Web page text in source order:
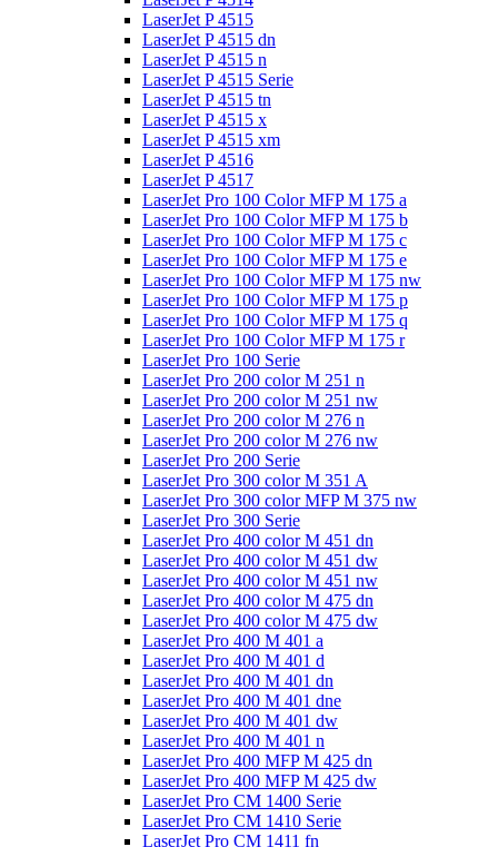
LaserJet P 4515
LaserJet P 4515 dn
LaserJet P 4515 n
LaserJet P 4515 Serie
LaserJet P 4515 tn
LaserJet P 4515 x
LaserJet P 4515 xm
LaserJet P 4516
LaserJet P 4517
LaserJet Pro 100 Color MFP M 175 a
LaserJet Pro 100 Color MFP M 175 b
LaserJet Pro 100 Color MFP M 175 c
LaserJet Pro 100 Color MFP M 175 e
LaserJet Pro 100 Color MFP M 175 nw
LaserJet Pro 100 Color MFP M 175 p
LaserJet Pro 100 Color MFP M 175 q
LaserJet Pro 100 Color MFP M 175 r
LaserJet Pro 100 Serie
LaserJet Pro 200 color M 251 n
LaserJet Pro 200 color M 251 nw
LaserJet Pro 200 color M 276 n
LaserJet Pro 200 color M 276 nw
LaserJet Pro 200 Serie
LaserJet Pro 300 color M 351 A
LaserJet Pro 300 color MFP M 375 nw
LaserJet Pro 300 Serie
LaserJet Pro 400 color M 451 dn
LaserJet Pro 400 color M 451 dw
LaserJet Pro 400 color M 451 nw
LaserJet Pro 400 color M 475 dn
LaserJet Pro 400 color M 475 dw
LaserJet Pro 400 M 401 a
LaserJet Pro 400 M 401 d
LaserJet Pro 400 M 401 dn
LaserJet Pro 400 M 401 dne
LaserJet Pro 400 M 401 dw
LaserJet Pro 400 M 401 n
LaserJet Pro 400 MFP M 425 dn
LaserJet Pro 400 MFP M 425 dw
LaserJet Pro CM 1400 Serie
LaserJet Pro CM 1410 Serie
LaserJet Pro CM 1411 fn